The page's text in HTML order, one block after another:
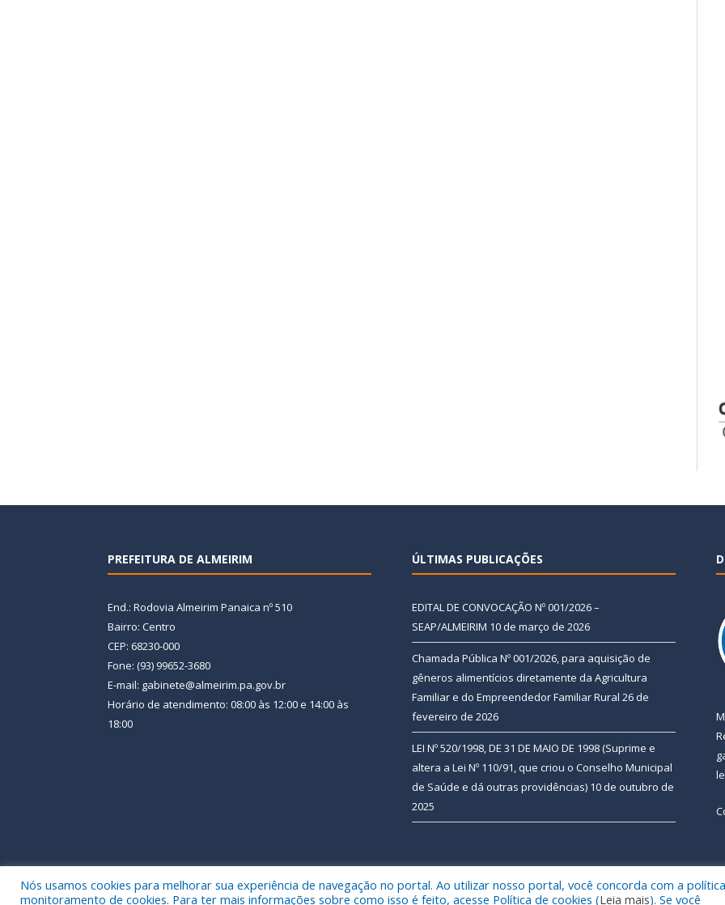
PREFEITURA DE ALMEIRIM
End.: Rodovia Almeirim Panaica nº 510
Bairro: Centro
CEP: 68230-000
Fone: (93) 99652-3680
E-mail: gabinete@almeirim.pa.gov.br
Horário de atendimento: 08:00 às 12:00 e 14:00 às
18:00
ÚLTIMAS PUBLICAÇÕES
EDITAL DE CONVOCAÇÃO Nº 001/2026 –
SEAP/ALMEIRIM 10 de março de 2026
Chamada Pública Nº 001/2026, para aquisição de
gêneros alimentícios diretamente da Agricultura
Familiar e do Empreendedor Familiar Rural 26 de
fevereiro de 2026
LEI Nº 520/1998, DE 31 DE MAIO DE 1998 (Suprime e
altera a Lei Nº 110/91, que criou o Conselho Municipal
de Saúde e dá outras providências) 10 de outubro de
2025
Todos os direitos reservados a Prefeitura Municipal de Almeirim. Mapa do Site
Nós usamos cookies para melhorar sua experiência de navegação no portal. Ao utilizar nosso portal, você concorda com a
monitoramento de cookies. Para ter mais informações sobre como isso é feito, acesse Política de cookies (Leia mais). Se você